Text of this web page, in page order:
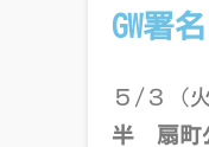
GW署
５ / ３（
半 扇町